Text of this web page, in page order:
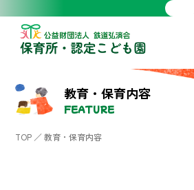
教育・保育内容
FEATURE
TOP ／教育・保育内容